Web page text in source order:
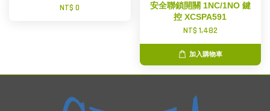
NT$ 0
安全聯鎖開關 1NC/1NO 鍵
控 XCSPA591
NT$ 1,482
加入購物車